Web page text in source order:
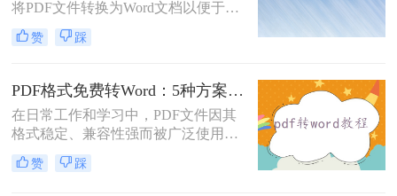
费呢？
将PDF文件转换为Word文档以便于编
辑和修改。那么电脑上pdf怎么转换成
word文档呢？本文将介绍三种将PDF
完成PDF到Word的转换。
赞 踩
PDF格式免费转Word：5种方案的速度、精度、文件限制对比！
在日常工作和学习中，PDF文件因其
格式稳定、兼容性强而被广泛使用。
然而，当需要对PDF内容进行编辑
时，很多人会遇到困难。此时，将
赞 踩